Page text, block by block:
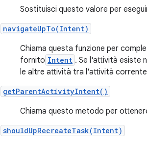
Sostituisci questo valore per
navigateUpTo(Intent)
Chiama questa funzione per
fornito Intent . Se l'attività esiste
le altre attività tra l'attività
getParentActivityIntent()
Chiama questo metodo per
shouldUpRecreateTask(Intent)